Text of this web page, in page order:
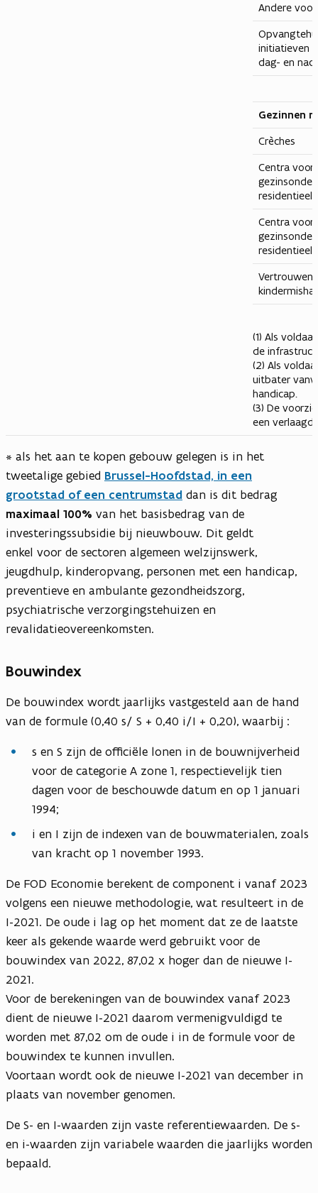
Andere
initiatieven
dag- en
Gezinnen
Crèches
Centra voor
residentieel
Centra voor
residentieel
(1) Als
de
(2) Als
uitbater
handicap.
(3) De
een verlaagd
* als het aan te kopen gebouw gelegen is in het
tweetalige gebied Brussel-Hoofdstad, in een
grootstad of een centrumstad dan is dit bedrag
maximaal 100% van het basisbedrag van de
investeringssubsidie bij nieuwbouw. Dit geldt
enkel voor de sectoren algemeen welzijnswerk,
jeugdhulp, kinderopvang, personen met een handicap,
preventieve en ambulante gezondheidszorg,
psychiatrische verzorgingstehuizen en
revalidatieovereenkomsten.
Bouwindex
De bouwindex wordt jaarlijks vastgesteld aan de hand
van de formule (0,40 s/ S + 0,40 i/I + 0,20), waarbij :
s en S zijn de officiële lonen in de bouwnijverheid
voor de categorie A zone 1, respectievelijk tien
dagen voor de beschouwde datum en op 1 januari
1994;
i en I zijn de indexen van de bouwmaterialen, zoals
van kracht op 1 november 1993.
De FOD Economie berekent de component i vanaf 2023
volgens een nieuwe methodologie, wat resulteert in de
I-2021. De oude i lag op het moment dat ze de laatste
keer als gekende waarde werd gebruikt voor de
bouwindex van 2022, 87,02 x hoger dan de nieuwe I-
2021.
Voor de berekeningen van de bouwindex vanaf 2023
dient de nieuwe I-2021 daarom vermenigvuldigd te
worden met 87,02 om de oude i in de formule voor de
bouwindex te kunnen invullen.
Voortaan wordt ook de nieuwe I-2021 van december in
plaats van november genomen.
De S- en I-waarden zijn vaste referentiewaarden. De s-
en i-waarden zijn variabele waarden die jaarlijks worden
bepaald.